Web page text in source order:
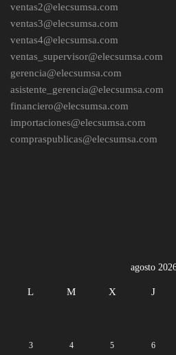
ventas2@elecsumsa.com
ventas3@elecsumsa.com
ventas4@elecsumsa.com
ventas_supervisor@elecsumsa.com
gerencia@elecsumsa.com
asistente_gerencia@elecsumsa.com
financiero@elecsumsa.com
importaciones@elecsumsa.com
compraspublicas@elecsumsa.com
agosto
L M X J
3 4 5 6